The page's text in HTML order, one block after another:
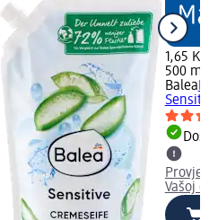
1,65 KM
500 ml
Balea
Vašoj